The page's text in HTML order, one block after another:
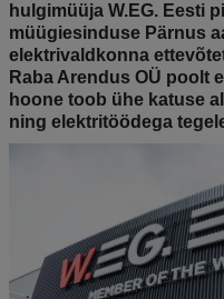
hulgimüüja W.EG. Eesti
müügiesinduse Pärnus
elektrivaldkonna
Raba Arendus OÜ poolt
hoone toob ühe katuse
ning elektritöödega